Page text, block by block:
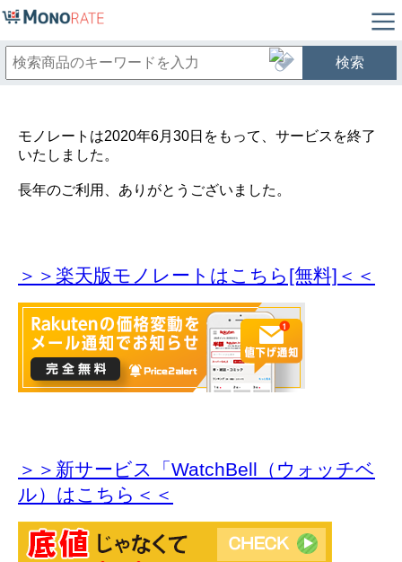
検索
モノレートは2020年6月30日をもって、サービスを終了
いたしました。
長年のご利用、ありがとうございました。
＞＞楽天版モノレートはこちら[無料]＜＜
＞＞新サービス「WatchBell（ウォッチベ
ル）はこちら＜＜